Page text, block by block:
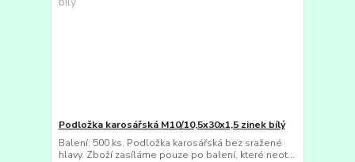
Podložka karosářská M10/10,5x30x1,5 zinek bílý
Balení: 500 ks. Podložka karosářská bez sražené
hlavy. Zboží zasíláme pouze po balení, které neot...